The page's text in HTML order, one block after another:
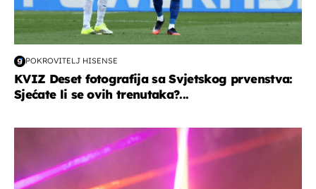
POKROVITELJ HISENSE
KVIZ Deset fotografija sa Svjetskog prvenstva:
Sjećate li se ovih trenutaka?...